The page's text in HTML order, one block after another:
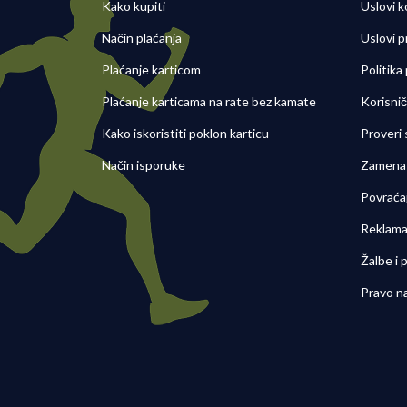
Kako kupiti
Način plaćanja
Plaćanje karticom
Plaćanje karticama na rate bez kamate
Kako iskoristiti poklon karticu
Način isporuke
Uslovi
Uslovi
Politika
Proveri
Žalbe i
Pravo